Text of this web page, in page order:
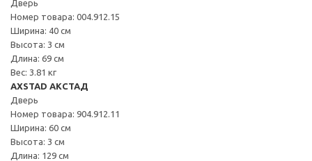
Дверь
Номер товара: 004.912.15
Ширина: 40 см
Высота: 3 см
Длина: 69 см
Вес: 3.81 кг
AXSTAD АКСТАД
Дверь
Номер товара: 904.912.11
Ширина: 60 см
Высота: 3 см
Длина: 129 см